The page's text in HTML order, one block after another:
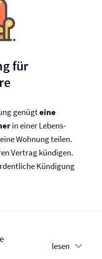
für
genügteine
in einer Lebens­
Wohnung teilen.
Vertrag kündigen.
Kündigung
lesen